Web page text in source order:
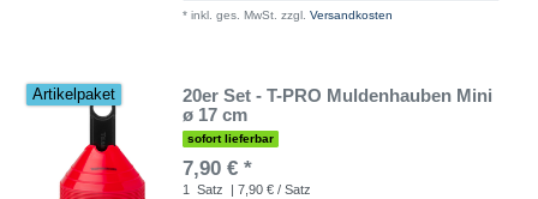
* inkl. ges. MwSt. zzgl. Versandkosten
Artikelpaket
20er Set - T-PRO Muldenhauben Mini
ø 17 cm
sofort lieferbar
7,90 € *
1 Satz | 7,90 € / Satz